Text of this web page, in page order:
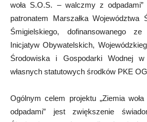
woła S.O.S. – walczmy z odpadami”
patronatem Marszałka Województwa
Śmigielskiego, dofinansowanego
Inicjatyw Obywatelskich,
Środowiska i Gospodarki Wodnej
własnych statutowych środków PKE
Ogólnym celem projektu „Ziemia
odpadami” jest zwiększenie